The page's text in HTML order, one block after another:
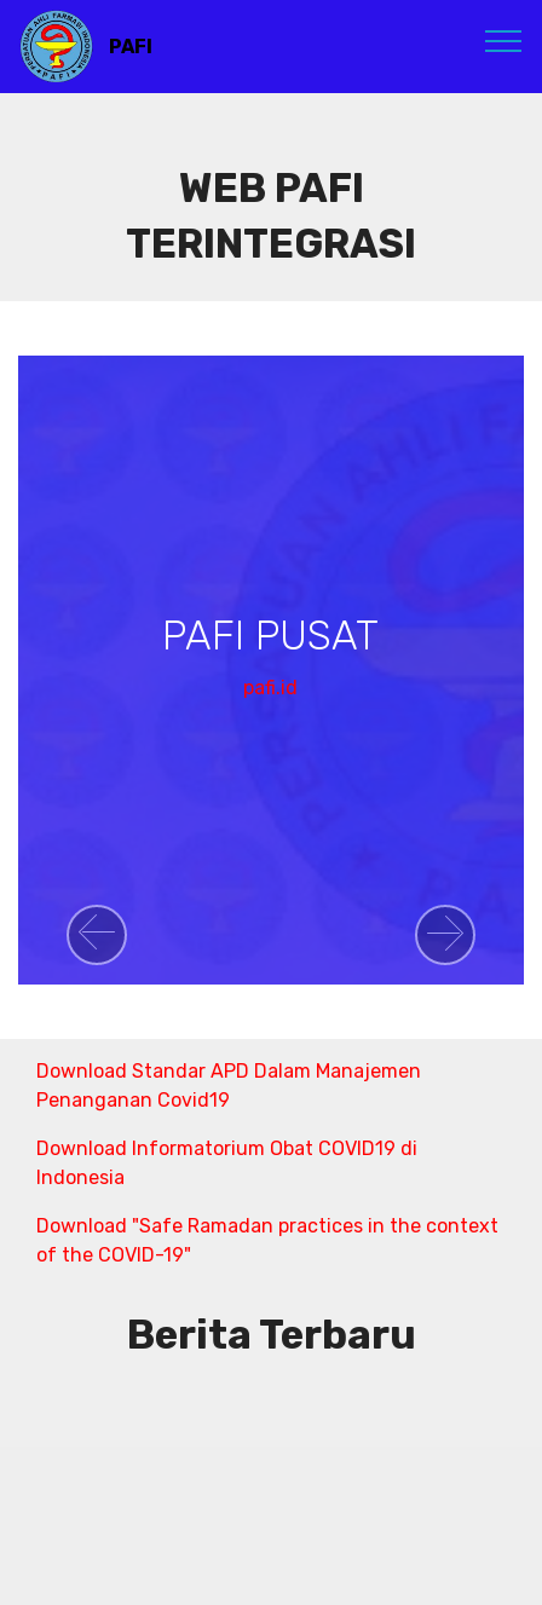
PAFI
WEB PAFI
TERINTEGRASI
PAFI PUSAT
pafi.id
Previous Next
Download Standar APD Dalam Manajemen
Penanganan Covid19
Download Informatorium Obat COVID19 di
Indonesia
Download "Safe Ramadan practices in the context
of the COVID-19"
Berita Terbaru